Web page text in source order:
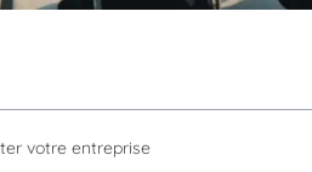
votre entreprise